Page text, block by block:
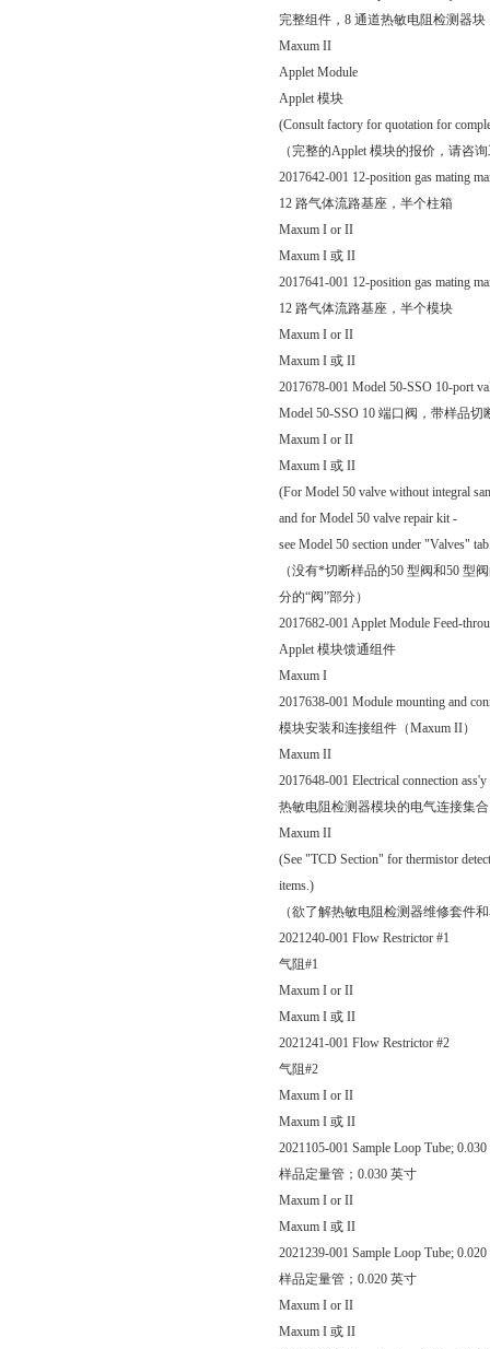
完整组件，8 通道热敏电阻检测器块
Maxum II
Applet Module
Applet 模块
(Consult factory for quotation for
（完整的Applet 模块的报价，请咨
2017642-001 12-position gas mating
12 路气体流路基座，半个柱箱
Maxum I or II
Maxum I 或 II
2017641-001 12-position gas mating
12 路气体流路基座，半个模块
Maxum I or II
Maxum I 或 II
2017678-001 Model 50-SSO 10-port
Model 50-SSO 10 端口阀，带样品切
Maxum I or II
Maxum I 或 II
(For Model 50 valve without integral
and for Model 50 valve repair kit -
see Model 50 section under "Valves"
（没有*切断样品的50 型阀和50 型
分的“阀”部分）
2017682-001 Applet Module Feed-
Applet 模块馈通组件
Maxum I
2017638-001 Module mounting and
模块安装和连接组件（Maxum II）
Maxum II
2017648-001 Electrical connection
热敏电阻检测器模块的电气连接集
Maxum II
(See "TCD Section" for thermistor
items.)
（欲了解热敏电阻检测器维修套件
2021240-001 Flow Restrictor #1
气阻#1
Maxum I or II
Maxum I 或 II
2021241-001 Flow Restrictor #2
气阻#2
Maxum I or II
Maxum I 或 II
2021105-001 Sample Loop Tube; 0.030
样品定量管；0.030 英寸
Maxum I or II
Maxum I 或 II
2021239-001 Sample Loop Tube; 0.020
样品定量管；0.020 英寸
Maxum I or II
Maxum I 或 II